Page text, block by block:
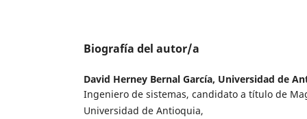
Biografía del autor/a
David Herney Bernal García, Universidad de
Ingeniero de sistemas, candidato a título de
Universidad de Antioquia,